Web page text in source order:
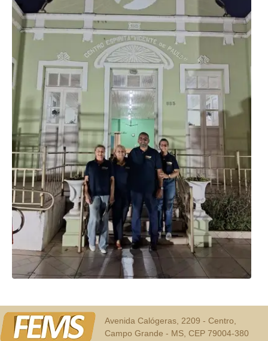
Avenida Calógeras, 2209 - Centro,
Campo Grande - MS, CEP 79004-380